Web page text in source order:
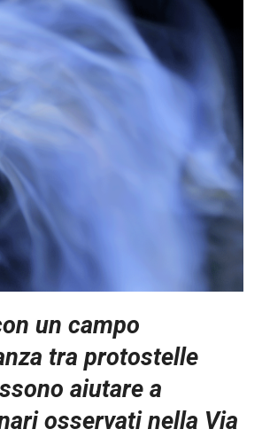
un campo
tra protostelle
aiutare a
osservati nella Via